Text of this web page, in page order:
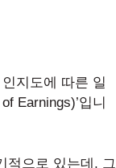
지도에 따른 일
Earnings)’입니
적으로 있는데, 그